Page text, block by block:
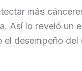
más
Así lo reveló un
desempeño